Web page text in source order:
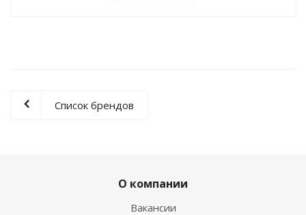
Список брендов
О компании
Вакансии